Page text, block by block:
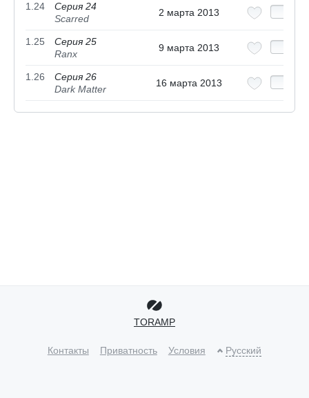
1.24
Серия 24
Scarred
2 марта 2013
1.25
Серия 25
Ranx
9 марта 2013
1.26
Серия 26
Dark Matter
16 марта 2013
TORAMP
Контакты Приватность Условия Русский